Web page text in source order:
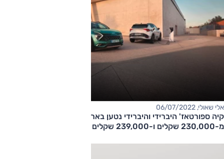
אלי שאולי, 06/07/2022
קיה ספורטאז' היברידי והיברידי נטען בארץ - המחיר החל
מ-230,000 שקלים ו-239,000 שקלים